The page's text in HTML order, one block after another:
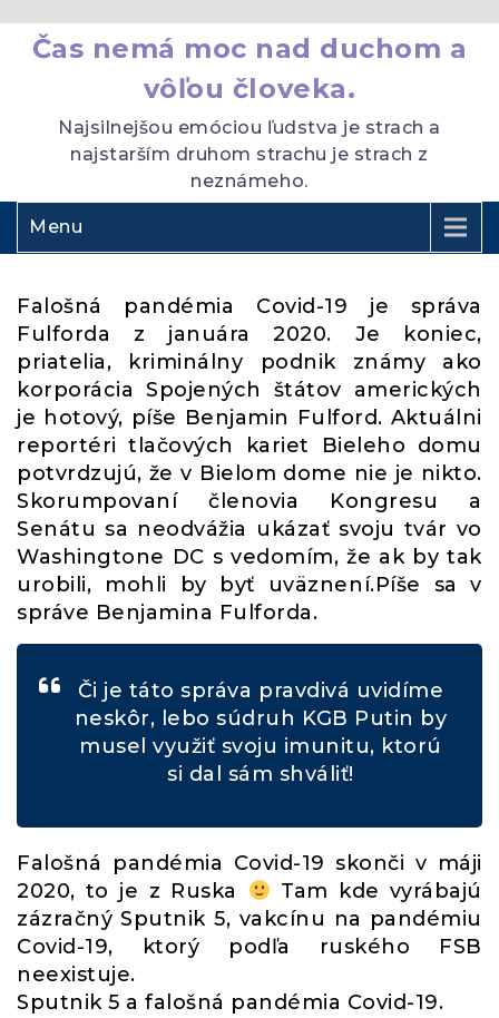
Čas nemá moc nad duchom a
vôľou človeka.
Najsilnejšou emóciou ľudstva je strach a
najstarším druhom strachu je strach z
neznámeho.
Menu
Falošná pandémia Covid-19 je správa
Fulforda z januára 2020. Je koniec,
priatelia, kriminálny podnik známy ako
korporácia Spojených štátov amerických
je hotový, píše Benjamin Fulford. Aktuálni
reportéri tlačových kariet Bieleho domu
potvrdzujú, že v Bielom dome nie je nikto.
Skorumpovaní členovia Kongresu a
Senátu sa neodvážia ukázať svoju tvár vo
Washingtone DC s vedomím, že ak by tak
urobili, mohli by byť uväznení.Píše sa v
správe Benjamina Fulforda.
Či je táto správa pravdivá uvidíme
neskôr, lebo súdruh KGB Putin by
musel využiť svoju imunitu, ktorú
si dal sám shváliť!
Falošná pandémia Covid-19 skonči v máji
2020, to je z Ruska
Tam kde vyrábajú
zázračný Sputnik 5, vakcínu na pandémiu
Covid-19, ktorý podľa ruského FSB
neexistuje.
Sputnik 5 a falošná pandémia Covid-19.